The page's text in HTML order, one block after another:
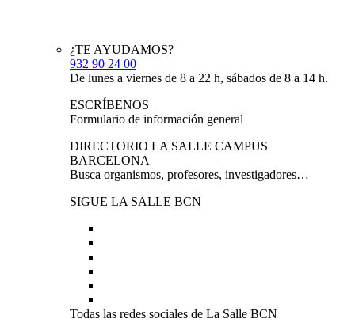
¿TE AYUDAMOS?
932 90 24 00
De lunes a viernes de 8 a 22 h, sábados de 8 a 14 h.
ESCRÍBENOS
Formulario de información general
DIRECTORIO LA SALLE CAMPUS
BARCELONA
Busca organismos, profesores, investigadores…
SIGUE LA SALLE BCN
Todas las redes sociales de La Salle BCN